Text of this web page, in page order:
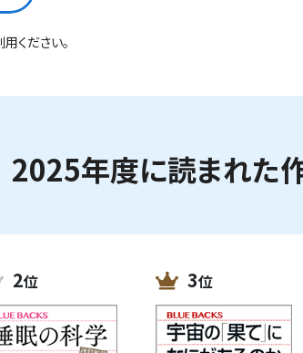
ください。
2025年度に読まれた
2位 3位